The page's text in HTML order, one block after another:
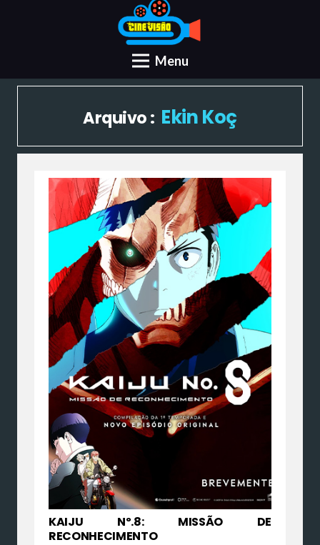
Menu
Arquivo : Ekin Koç
KAIJU Nº.8: MISSÃO DE
RECONHECIMENTO